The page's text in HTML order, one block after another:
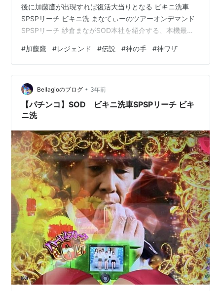
後に加藤鷹が出現すれば復活大当りとなる ビキニ洗車
SPSPリーチ ビキニ洗 まなてぃーのツアーオンデマンド
SPSPリーチ 紗倉まながSOD本社を紹介する、本機最強
足つぼマッサージ マッサージチャンス 電マチャンス
【パチンコ】SOD やれたかもジャッジメント 足つぼマッ
サージ マッサージチャンス 電マチャンス 激振パトバイ
ブギミックと連動して展開されるリーチで、足つぼマッ
サージチャンスよりも期待度が高い。タイトルの色が赤
な…
#加藤鷹 #レジェンド #伝説 #神の手 #神ワザ
Bellagioのブログ • 3年前
【パチンコ】SOD ビキニ洗車SPSPリーチ ビキ
ニ洗